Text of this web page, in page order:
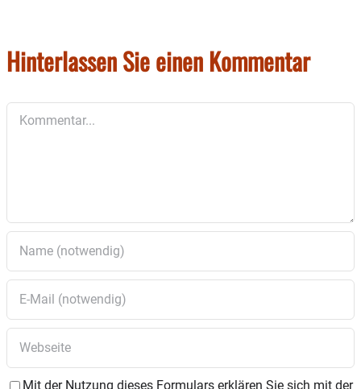
Hinterlassen Sie einen Kommentar
Mit der Nutzung dieses Formulars erklären Sie sich mit der